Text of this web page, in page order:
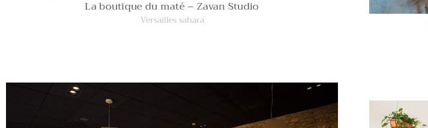
La boutique du maté – Zavan Studio
Versailles sahara